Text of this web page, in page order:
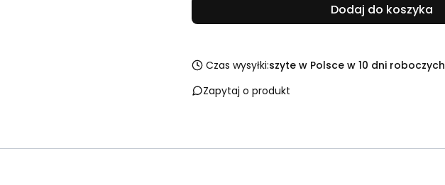
Dodaj do koszyka
Czas wysyłki:szyte w Polsce w 10 dni roboczych
Zapytaj o produkt